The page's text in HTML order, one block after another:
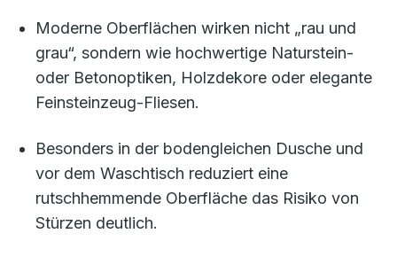
Moderne Oberflächen wirken nicht „rau und
grau“, sondern wie hochwertige Naturstein-
oder Betonoptiken, Holzdekore oder elegante
Feinsteinzeug-Fliesen.
Besonders in der bodengleichen Dusche und
vor dem Waschtisch reduziert eine
rutschhemmende Oberfläche das Risiko von
Stürzen deutlich.